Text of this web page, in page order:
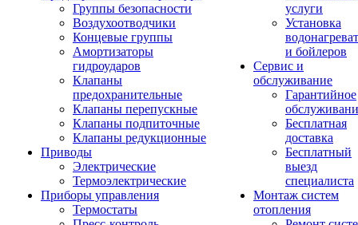
Группы безопасности
Воздухоотводчики
Концевые группы
Амортизаторы
гидроударов
Клапаны
предохранительные
Клапаны перепускные
Клапаны подпиточные
Клапаны редукционные
Приводы
Электрические
Термоэлектрические
Приборы управления
Термостаты
услуги
Установка
и бойлеров
Сервис и
обслуживание
Гарантийное
Бесплатная
доставка
Бесплатный
выезд
специалиста
Монтаж систем
отопления